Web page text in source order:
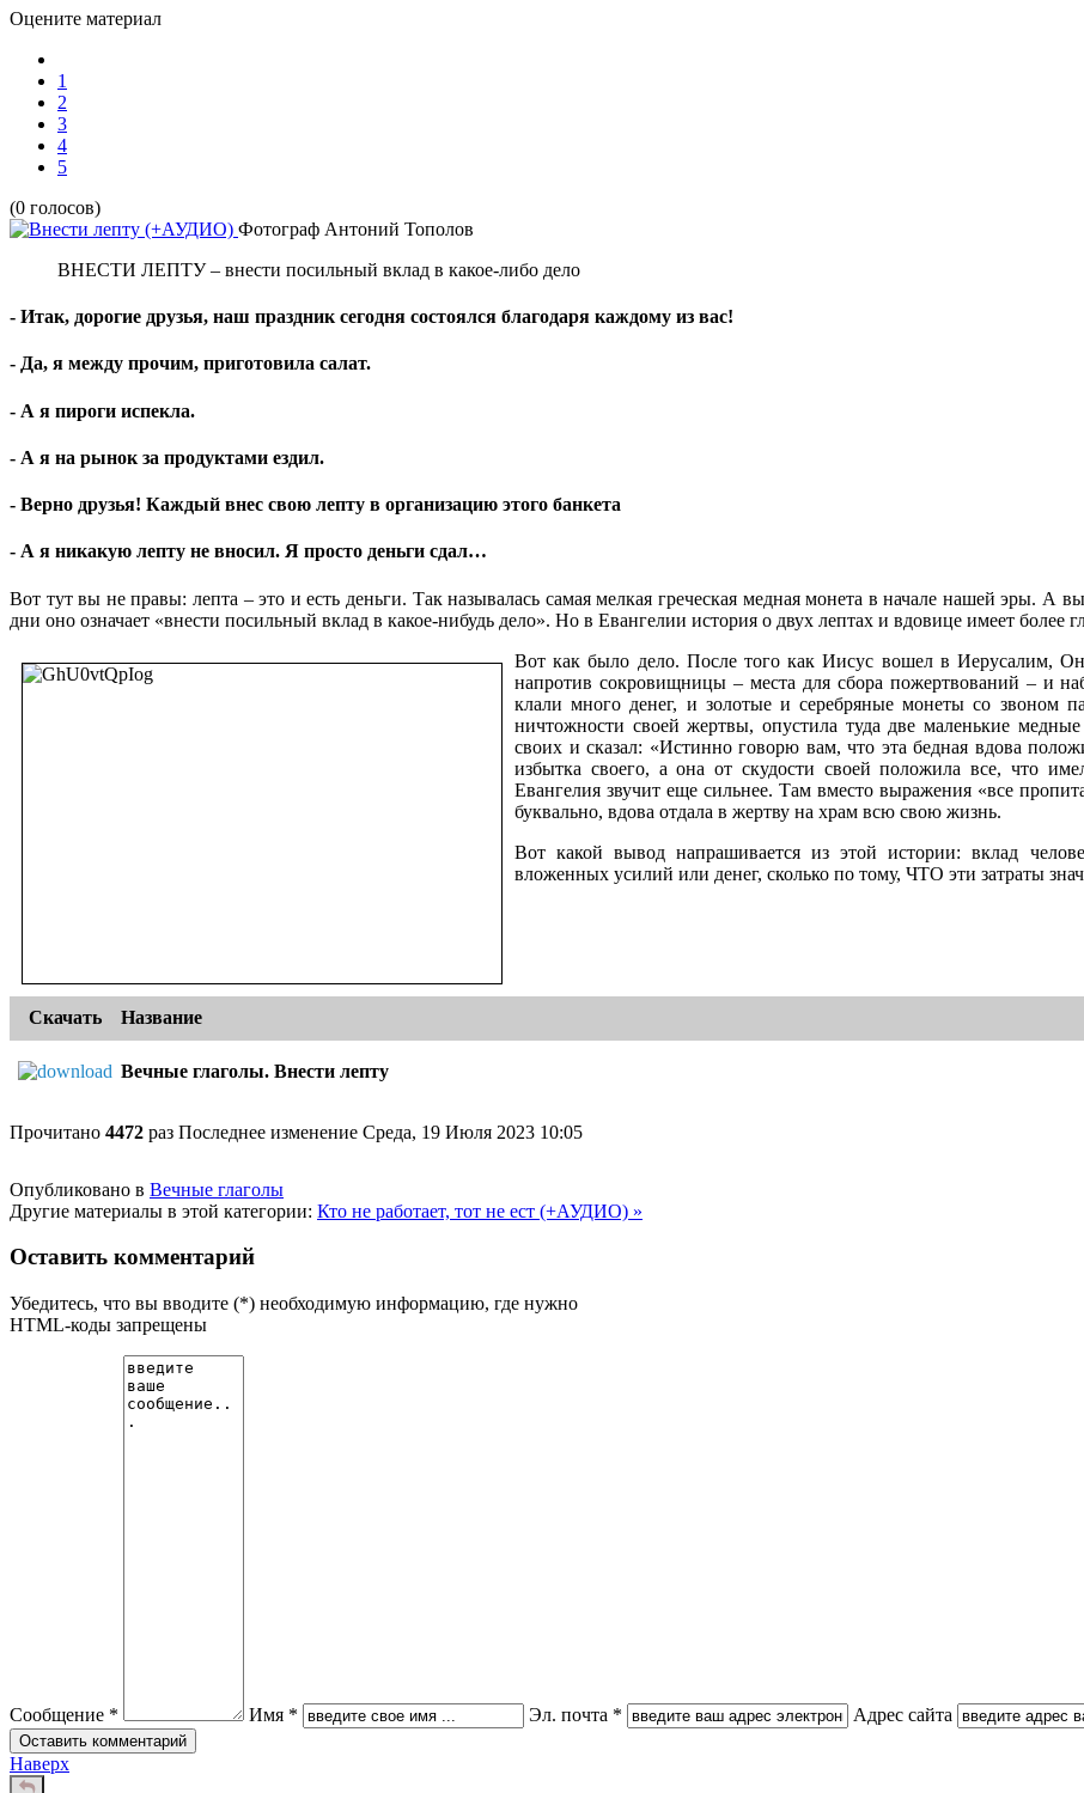
Оцените материал
1
2
3
4
5
(0 голосов)
Фотограф Антоний Тополов
ВНЕСТИ ЛЕПТУ – внести посильный вклад в какое-либо дело
- Итак, дорогие друзья, наш праздник сегодня состоялся благодаря каждому из вас!
- Да, я между прочим, приготовила салат.
- А я пироги испекла.
- А я на рынок за продуктами ездил.
- Верно друзья! Каждый внес свою лепту в организацию этого банкета
- А я никакую лепту не вносил. Я просто деньги сдал…
Вот тут вы не правы: лепта – это и есть деньги. Так называлась самая мелкая греческая медная монета в начале нашей эры. А
дни оно означает «внести посильный вклад в какое-нибудь дело». Но в Евангелии история о двух лептах и вдовице имеет более
Вот как было дело. После того как Иисус вошел в Иерусалим,
напротив сокровищницы – места для сбора пожертвований – и
клали много денег, и золотые и серебряные монеты со звоном
ничтожности своей жертвы, опустила туда две маленькие
своих и сказал: «Истинно говорю вам, что эта бедная вдова
избытка своего, а она от скудости своей положила все, что
Евангелия звучит еще сильнее. Там вместо выражения «все
буквально, вдова отдала в жертву на храм всю свою жизнь.
Вот какой вывод напрашивается из этой истории: вклад
вложенных усилий или денег, сколько по тому, ЧТО эти затраты
Скачать Название
Вечные глаголы. Внести лепту
Прочитано 4472 раз Последнее изменение Среда, 19 Июля 2023 10:05
Опубликовано в Вечные глаголы
Другие материалы в этой категории: Кто не работает, тот не ест (+АУДИО) »
Оставить комментарий
Убедитесь, что вы вводите (*) необходимую информацию, где нужно
HTML-коды запрещены
Сообщение * Имя * Эл. почта * Адрес сайта
Наверх